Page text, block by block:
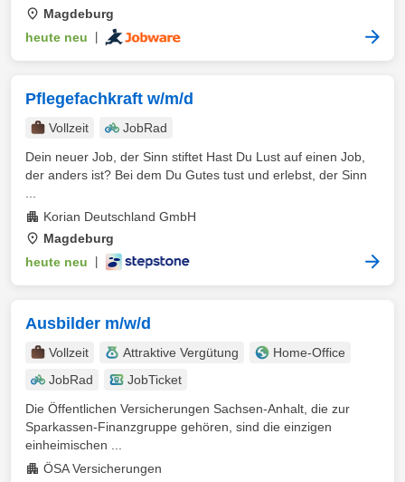
Magdeburg
heute neu
Pflegefachkraft w/m/d
Vollzeit
JobRad
Dein neuer Job, der Sinn stiftet Hast Du Lust auf einen Job,
der anders ist? Bei dem Du Gutes tust und erlebst, der Sinn
Korian Deutschland GmbH
Magdeburg
heute neu
Ausbilder m/w/d
Vollzeit Attraktive Vergütung
Home-Office
JobRad
JobTicket
Die Öffentlichen Versicherungen Sachsen-Anhalt, die zur
Sparkassen-Finanzgruppe gehören, sind die einzigen
einheimischen ...
ÖSA Versicherungen